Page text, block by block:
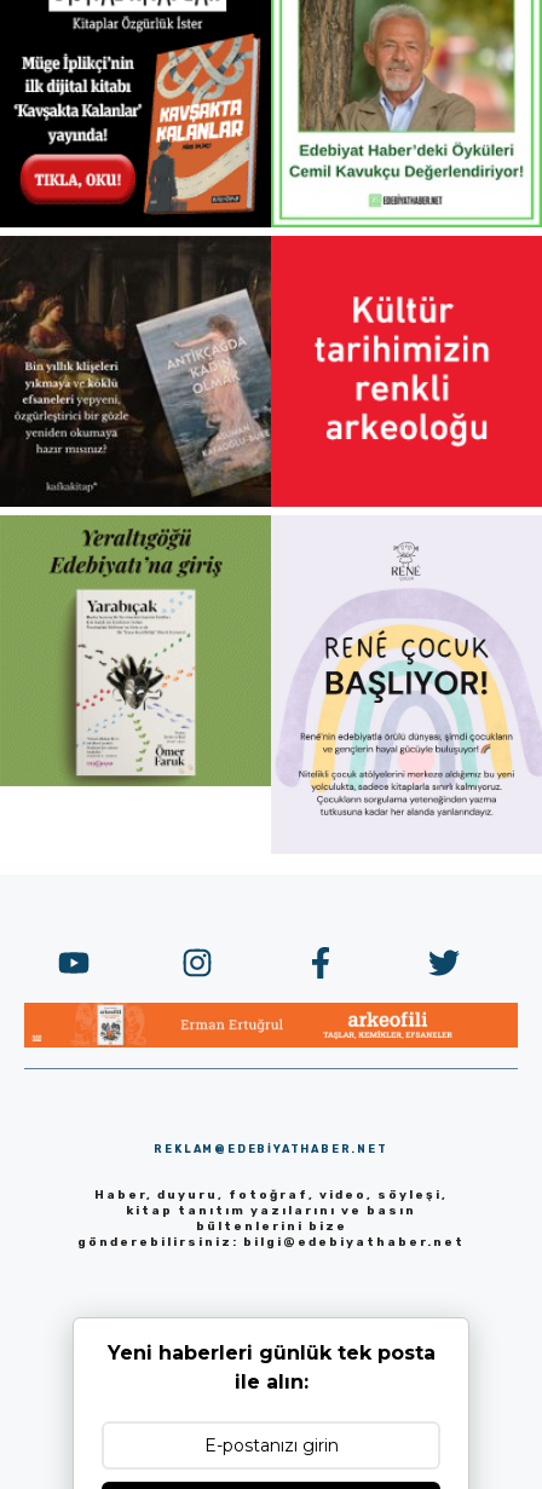
REKLAM@EDEBIYATHABER.NET
Haber, duyuru, fotoğraf, video, söyleşi,
kitap tanıtım yazılarını ve basın
bültenlerini bize
gönderebilirsiniz: bilgi@edebiyathaber.net
Yeni haberleri günlük tek posta
ile alın: